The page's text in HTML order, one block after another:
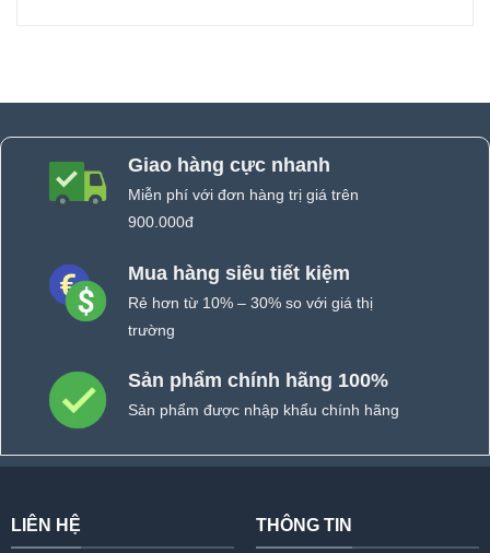
2020
SPC
sàn
giả
AS2005
tại
Quận
10
Giao hàng cực nhanh
Miễn phí với đơn hàng trị giá trên
900.000đ
Mua hàng siêu tiết kiệm
Rẻ hơn từ 10% – 30% so với giá thị
trường
Sản phẩm chính hãng 100%
Sản phẩm được nhập khẩu chính hãng
LIÊN HỆ THÔNG TIN